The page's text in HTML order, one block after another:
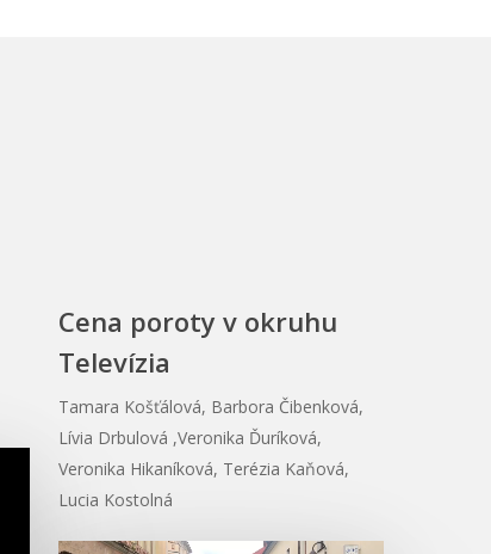
Cena poroty v okruhu
Televízia
Tamara Košťálová, Barbora Čibenková,
Lívia Drbulová ,Veronika Ďuríková,
Veronika Hikaníková, Terézia Kaňová,
Lucia Kostolná
Play Video